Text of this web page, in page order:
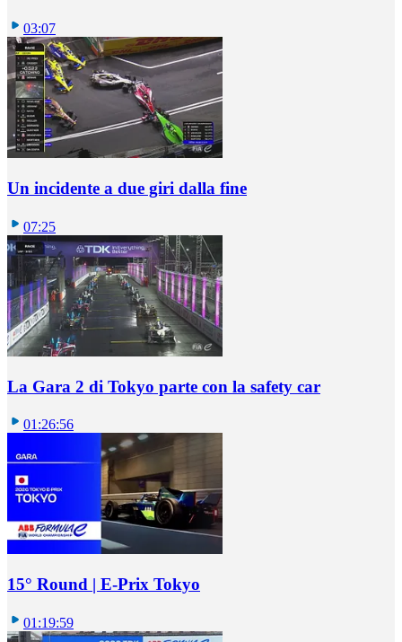
03:07
Un incidente a due giri dalla fine
07:25
La Gara 2 di Tokyo parte con la safety car
01:26:56
15° Round | E-Prix Tokyo
01:19:59